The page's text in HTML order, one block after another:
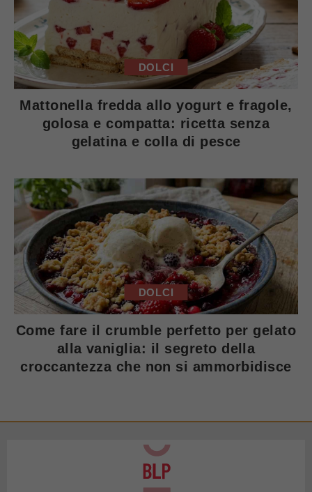
DOLCI
Mattonella fredda allo yogurt e fragole,
golosa e compatta: ricetta senza
gelatina e colla di pesce
DOLCI
Come fare il crumble perfetto per gelato
alla vaniglia: il segreto della
croccantezza che non si ammorbidisce